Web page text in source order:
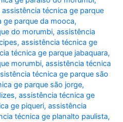
assistência técnica ge parque
ge parque da mooca,
do morumbi,assistência
,assistência técnica ge
técnica ge parque jabaquara,
morumbi,assistência técnica
técnica ge parque são
ge parque são jorge,
,assistência técnica ge
ge piqueri,assistência
técnica ge planalto paulista,